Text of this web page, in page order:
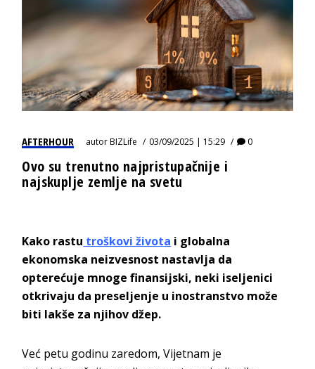
AFTERHOUR autorBIZLife 03/09/2025 | 15:29 0
Ovo su trenutno najpristupačnije i
najskuplje zemlje na svetu
Kako rastu troškovi života i globalna
ekonomska neizvesnost nastavlja da
opterećuje mnoge finansijski, neki iseljenici
otkrivaju da preseljenje u inostranstvo može
biti lakše za njihov džep.
Već petu godinu zaredom, Vijetnam je